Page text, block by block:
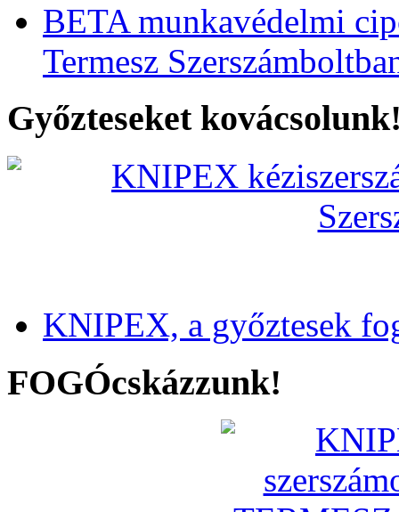
BETA munkavédelmi
Termesz
Győzteseket
KNIPEX, a győztesek
FOGÓcskázzunk!